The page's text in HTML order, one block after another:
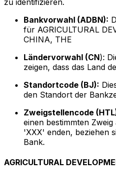
zu identifizieren.
Bankvorwahl (ADBN):
für AGRICULTURAL
CHINA, THE
Ländervorwahl (CN):
zeigen, dass das Land
Standortcode (BJ):
den Standort der
Zweigstellencode
einen bestimmten
'XXX' enden, beziehen
Bank.
AGRICULTURAL